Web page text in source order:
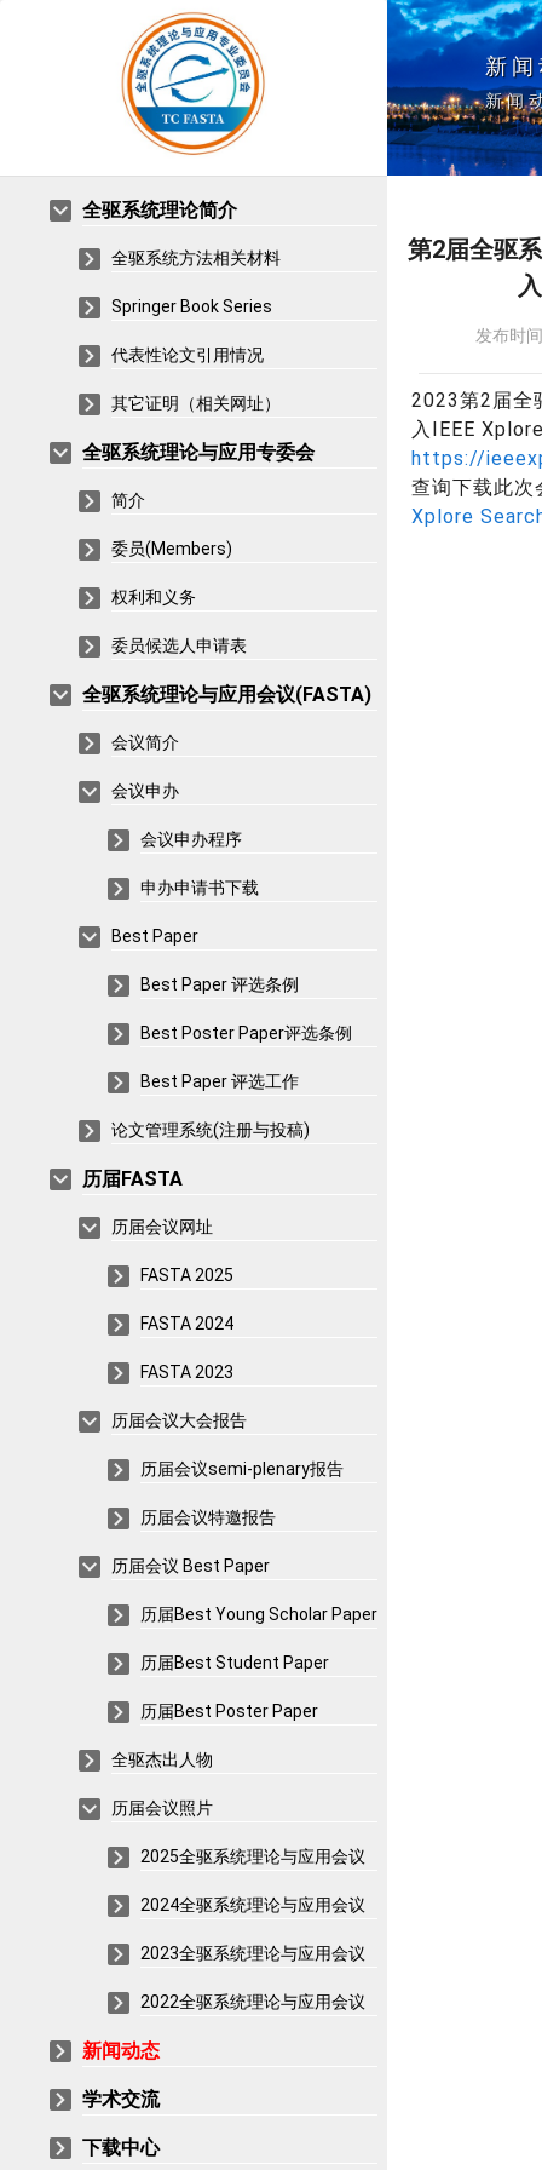
全驱系统理论简介
全驱系统方法相关材料
Springer Book Series
代表性论文引用情况
其它证明（相关网址）
全驱系统理论与应用专委会
简介
委员(Members)
权利和义务
委员候选人申请表
全驱系统理论与应用会议(FASTA)
会议简介
会议申办
会议申办程序
申办申请书下载
Best Paper
Best Paper 评选条例
Best Poster Paper评选条例
Best Paper 评选工作
论文管理系统(注册与投稿)
历届FASTA
历届会议网址
FASTA 2025
FASTA 2024
FASTA 2023
历届会议大会报告
历届会议semi-plenary报告
历届会议特邀报告
历届会议 Best Paper
历届Best Young Scholar Paper
历届Best Student Paper
历届Best Poster Paper
全驱杰出人物
历届会议照片
2025全驱系统理论与应用会议
2024全驱系统理论与应用会议
2023全驱系统理论与应用会议
2022全驱系统理论与应用会议
新闻动态
学术交流
下载中心
新
新闻
第2届全驱
发布时
2023第2届全
入IEEE
https://
查询下载此次
Xplore